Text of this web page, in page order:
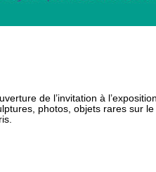
de l’invitation à
photos, objets rares sur